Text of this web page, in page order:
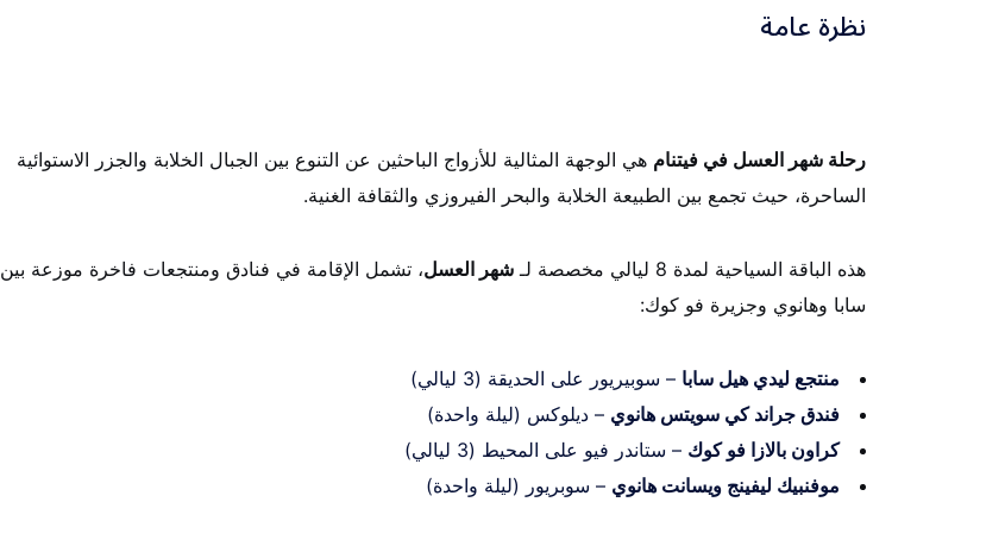
نظرة عامة
رحلة شهر العسل في فيتنام هي الوجهة المثالية للأزواج الباحثين عن التنوع بين الجبال الخلابة والجزر الاستوائية
الساحرة، حيث تجمع بين الطبيعة الخلابة والبحر الفيروزي والثقافة الغنية.
هذه الباقة السياحية لمدة 8 ليالي مخصصة لـ شهر العسل، تشمل الإقامة في فنادق ومنتجعات فاخرة موزعة بين
سابا وهانوي وجزيرة فو كوك:
منتجع ليدي هيل سابا – سوبيريور على الحديقة (3 ليالي)
فندق جراند كي سويتس هانوي – ديلوكس (ليلة واحدة)
كراون بالازا فو كوك – ستاندر فيو على المحيط (3 ليالي)
موفنبيك ليفينج ويسانت هانوي – سوبريور (ليلة واحدة)